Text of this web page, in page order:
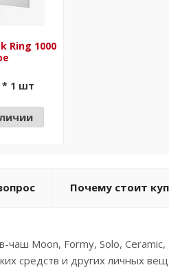
Ring 1000
* 1 шт
Почему стоит
Moon, Formy, Solo,
средств и других личных